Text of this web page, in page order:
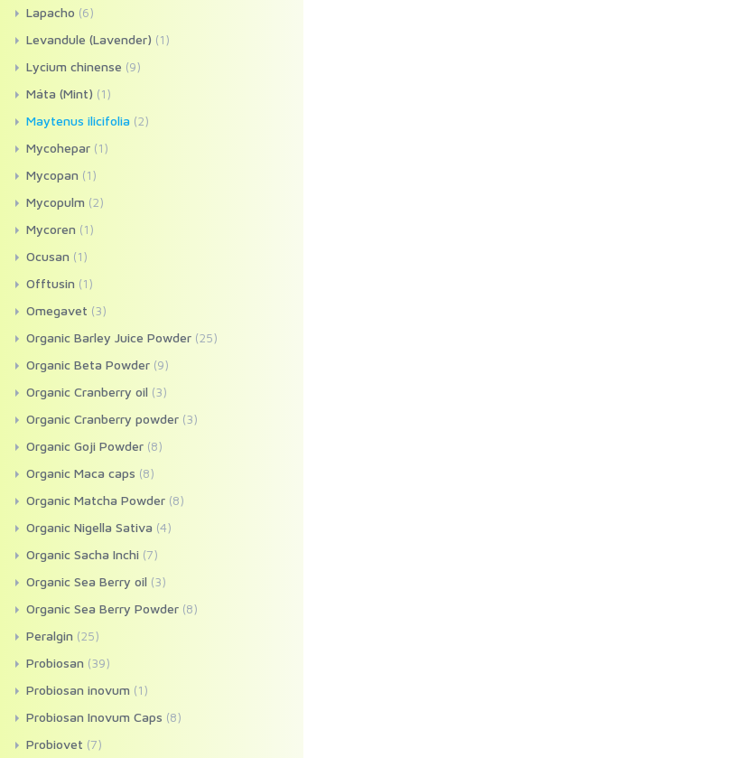
Lapacho (6)
Levandule (Lavender) (1)
Lycium chinense (9)
Máta (Mint) (1)
Maytenus ilicifolia (2)
Mycohepar (1)
Mycopan (1)
Mycopulm (2)
Mycoren (1)
Ocusan (1)
Offtusin (1)
Omegavet (3)
Organic Barley Juice Powder (25)
Organic Beta Powder (9)
Organic Cranberry oil (3)
Organic Cranberry powder (3)
Organic Goji Powder (8)
Organic Maca caps (8)
Organic Matcha Powder (8)
Organic Nigella Sativa (4)
Organic Sacha Inchi (7)
Organic Sea Berry oil (3)
Organic Sea Berry Powder (8)
Peralgin (25)
Probiosan (39)
Probiosan inovum (1)
Probiosan Inovum Caps (8)
Probiovet (7)